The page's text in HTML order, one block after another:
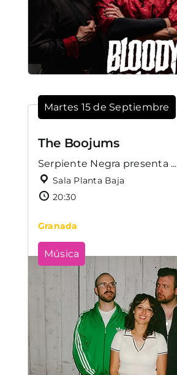
Martes 15 de Septiembre
The Boojums
Serpiente Negra presenta ...
Sala Planta Baja
20:30
Granada
Música